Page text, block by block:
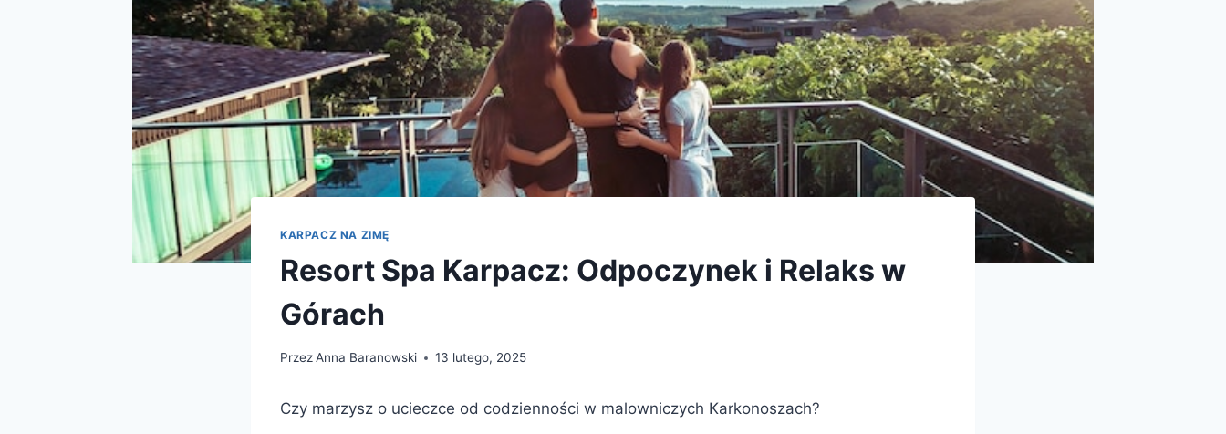
KARPACZ NA ZIMĘ
Resort Spa Karpacz: Odpoczynek i Relaks w
Górach
PrzezAnna Baranowski 13 lutego, 2025
Czy marzysz o ucieczce od codzienności w malowniczych Karkonoszach?